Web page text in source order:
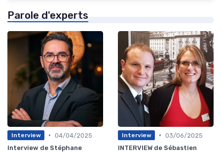
Parole d'experts
Interview • 04/04/2025
Interview de Stéphane
Interview • 03/06/2025
INTERVIEW de Sébastien